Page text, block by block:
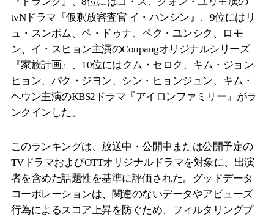
tvNドラマ『仮釈放審査官 イ・ハンシン』、9位にはリ
ュ・スンボム、ペ・ドゥナ、ペク・ユンシク、ロモ
ン、イ・スヒョン主演のCoupangオリジナルシリーズ
『家族計画』、10位にはクム・セロク、キム・ジョン
ヒョン、パク・ジヨン、シン・ヒョンジュン、キム・
ヘウン主演のKBS2ドラマ『アイロンファミリー』がラ
ンクインした。
このランキングは、放送中・公開中または公開予定の
TVドラマおよびOTTオリジナルドラマを対象に、出演
者を含めた話題性を基準に評価された。グッドデータ
コーポレーションは、関連のないデータやアビューズ
行為によるスコア上昇を防ぐため、フィルタリングプ